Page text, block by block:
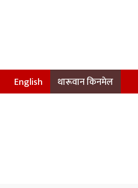
English थारूवान किनमेल